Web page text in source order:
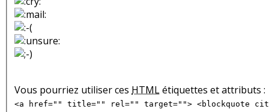
Vous pourriez utiliser ces HTMLétiquettes et attributs :
<a href="" title="" rel="" target=""> <blockquote